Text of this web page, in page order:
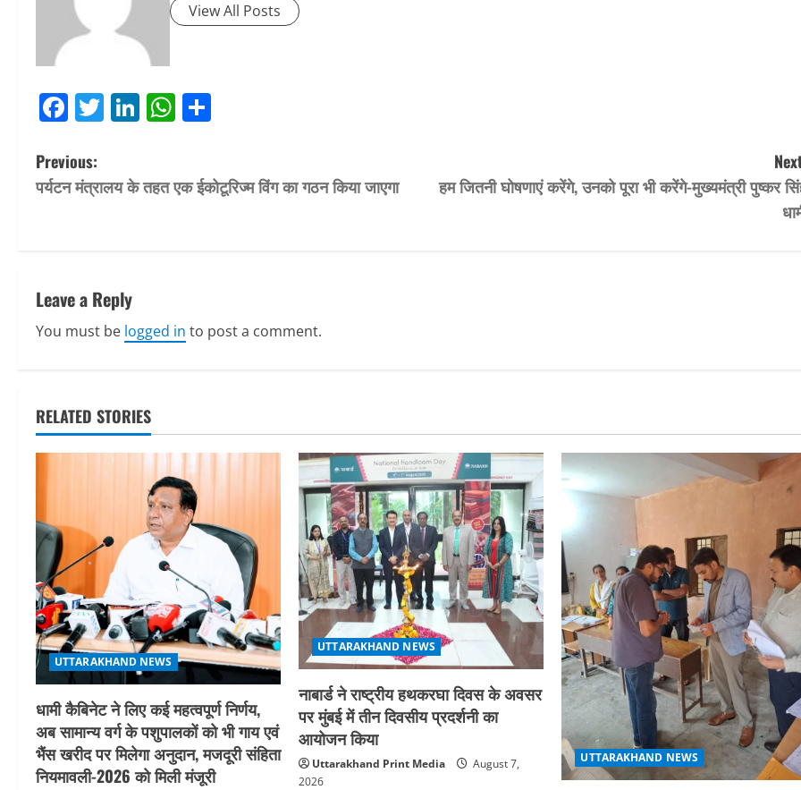
View All Posts
Facebook
Twitter
LinkedIn
WhatsApp
P
o
n
i
t
i
o
n
Previous:
पर्यटन मंत्रालय के तहत एक ईकोटूरिज्म विंग का गठन किया जाएगा
हम जितनी घोषणाएं करेंगे, उनको पूरा भी करेंगे-मुख्यमंत्री पुष्कर
Leave a Reply
You must be logged in to post a comment.
RELATED STORIES
UTTARAKHAND NEWS
धामी कैबिनेट ने लिए कई महत्वपूर्ण निर्णय,
अब सामान्य वर्ग के पशुपालकों को भी गाय एवं
भैंस खरीद पर मिलेगा अनुदान, मजदूरी संहिता
नियमावली-2026 को मिली मंजूरी
UTTARAKHAND NEWS
नाबार्ड ने राष्ट्रीय हथकरघा दिवस के अवसर
पर मुंबई में तीन दिवसीय प्रदर्शनी का
आयोजन किया
Uttarakhand Print Media
August 7,
2026
UTTARAKHAND NEWS